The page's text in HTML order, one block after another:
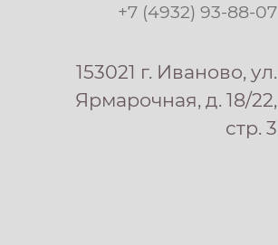
+7 (4932) 93-88-07
153021 г. Иваново, ул.
Ярмарочная, д. 18/22,
стр. 3